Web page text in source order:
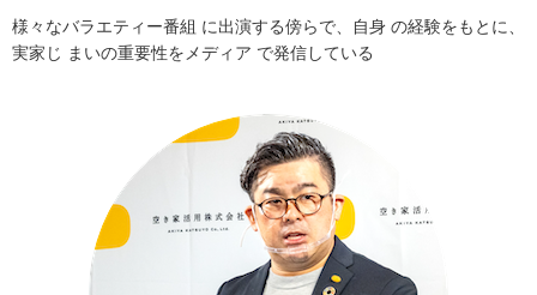
様々なバラエティー番組 に出演する傍らで、自身 の経験をもとに、
実家じ まいの重要性をメディア で発信している